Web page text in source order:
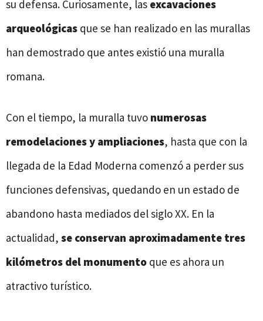
su defensa. Curiosamente, las excavaciones
arqueológicas que se han realizado en las murallas
han demostrado que antes existió una muralla
romana.
Con el tiempo, la muralla tuvo numerosas
remodelaciones y ampliaciones, hasta que con la
llegada de la Edad Moderna comenzó a perder sus
funciones defensivas, quedando en un estado de
abandono hasta mediados del siglo XX. En la
actualidad, se conservan aproximadamente tres
kilómetros del monumento que es ahora un
atractivo turístico.